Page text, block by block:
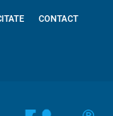
CONTACT